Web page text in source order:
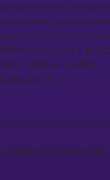
and trade
increases, we prepare
helps us maintain
チームがあります。彼ら
合、代替ルートを準備し
役立ちます。）
this information with our
情報を当社経営陣と共有